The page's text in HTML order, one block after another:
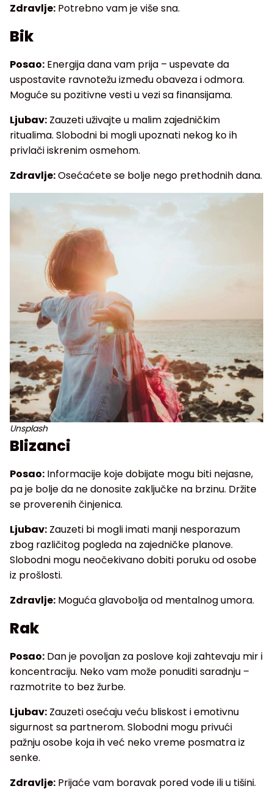
Zdravlje: Potrebno vam je više sna.
Bik
Posao: Energija dana vam prija – uspevate da
uspostavite ravnotežu između obaveza i odmora.
Moguće su pozitivne vesti u vezi sa finansijama.
Ljubav: Zauzeti uživajte u malim zajedničkim
ritualima. Slobodni bi mogli upoznati nekog ko ih
privlači iskrenim osmehom.
Zdravlje:Osećaćete se bolje nego prethodnih dana.
Unsplash
Blizanci
Posao: Informacije koje dobijate mogu biti nejasne,
pa je bolje da ne donosite zaključke na brzinu. Držite
se proverenih činjenica.
Ljubav: Zauzeti bi mogli imati manji nesporazum
zbog različitog pogleda na zajedničke planove.
Slobodni mogu neočekivano dobiti poruku od osobe
iz prošlosti.
Zdravlje: Moguća glavobolja od mentalnog umora.
Rak
Posao: Dan je povoljan za poslove koji zahtevaju mir i
koncentraciju. Neko vam može ponuditi saradnju –
razmotrite to bez žurbe.
Ljubav: Zauzeti osećaju veću bliskost i emotivnu
sigurnost sa partnerom. Slobodni mogu privući
pažnju osobe koja ih već neko vreme posmatra iz
senke.
Zdravlje: Prijaće vam boravak pored vode ili u tišini.